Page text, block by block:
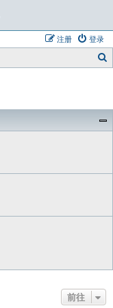
登录
注册
前往